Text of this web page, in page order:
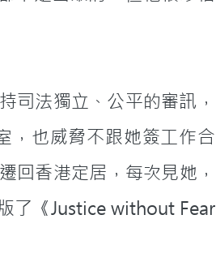
，也威脅不跟她簽工作合
回香港定居，每次見她，
了《Justice without Fear